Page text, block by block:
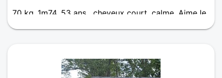
70 kg ,1m74, 53 ans , cheveux court, calme, Aime le